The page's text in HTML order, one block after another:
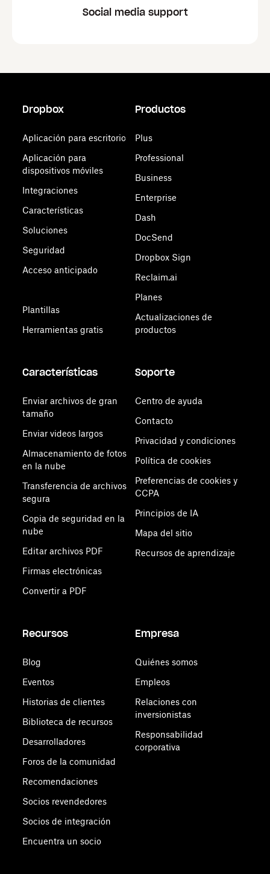
Social media support
Dropbox
Aplicación para escritorio
Aplicación para
dispositivos móviles
Integraciones
Características
Soluciones
Seguridad
Acceso anticipado
Plantillas
Herramientas gratis
Productos
Plus
Professional
Business
Enterprise
Dash
DocSend
Dropbox Sign
Reclaim.ai
Planes
Actualizaciones de
productos
Características
Enviar archivos de gran
tamaño
Enviar videos largos
Almacenamiento de fotos
en la nube
Transferencia de archivos
segura
Copia de seguridad en la
nube
Editar archivos PDF
Firmas electrónicas
Convertir a PDF
Soporte
Centro de ayuda
Contacto
Privacidad y condiciones
Política de cookies
Preferencias de cookies y
CCPA
Principios de IA
Mapa del sitio
Recursos de aprendizaje
Recursos
Blog
Eventos
Historias de clientes
Biblioteca de recursos
Desarrolladores
Foros de la comunidad
Recomendaciones
Socios revendedores
Socios de integración
Encuentra un socio
Empresa
Quiénes somos
Empleos
Relaciones con
inversionistas
Responsabilidad
corporativa